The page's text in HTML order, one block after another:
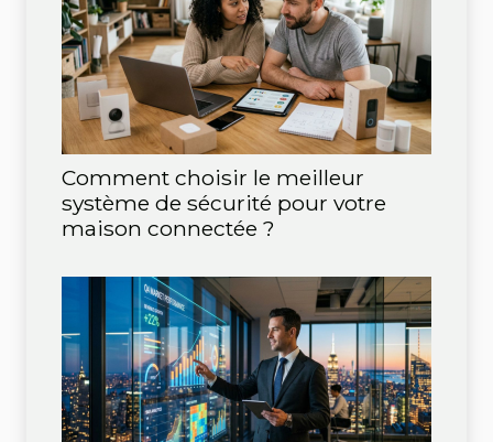
Comment choisir le meilleur
système de sécurité pour votre
maison connectée ?